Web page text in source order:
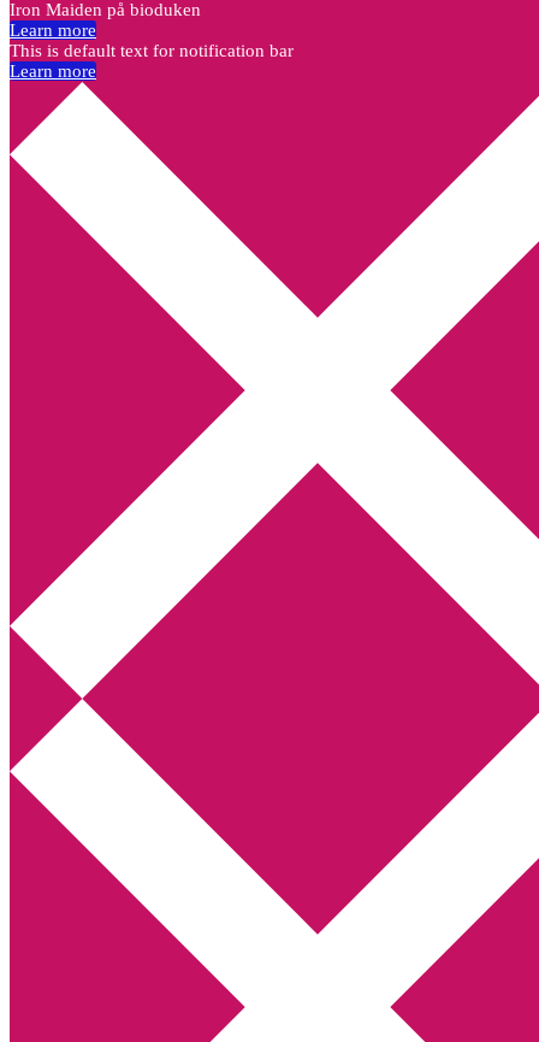
Annikas litteratur- och kulturblogg
Deckare, kriminalromaner, thrillers
Hem
Boktolva
Författarfemman
Kontakt
Webbshop Amazon
Iron Maiden på bioduken
Learn more
This is default text for notification bar
Learn more